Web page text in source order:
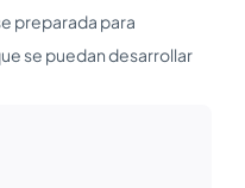
preparada para
se puedan desarrollar